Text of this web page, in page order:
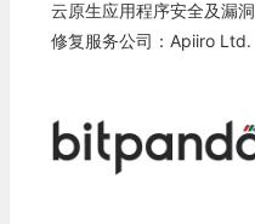
云原生应用程序安全及漏洞
修复服务公司：Apiiro Ltd.